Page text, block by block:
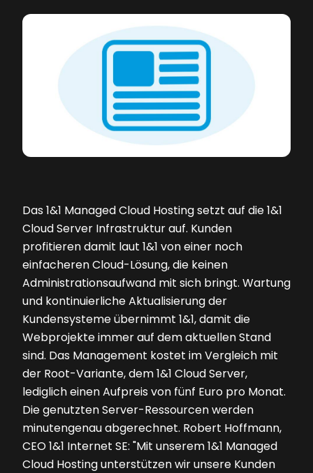
Das 1&1 Managed Cloud Hosting setzt auf die 1&1
Cloud Server Infrastruktur auf. Kunden
profitieren damit laut 1&1 von einer noch
einfacheren Cloud-Lösung, die keinen
Administrationsaufwand mit sich bringt. Wartung
und kontinuierliche Aktualisierung der
Kundensysteme übernimmt 1&1, damit die
Webprojekte immer auf dem aktuellen Stand
sind. Das Management kostet im Vergleich mit
der Root-Variante, dem 1&1 Cloud Server,
lediglich einen Aufpreis von fünf Euro pro Monat.
Die genutzten Server-Ressourcen werden
minutengenau abgerechnet. Robert Hoffmann,
CEO 1&1 Internet SE: "Mit unserem 1&1 Managed
Cloud Hosting unterstützen wir unsere Kunden